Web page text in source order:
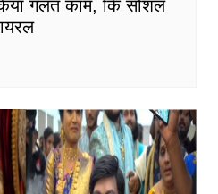
गलत काम, कि सोशल